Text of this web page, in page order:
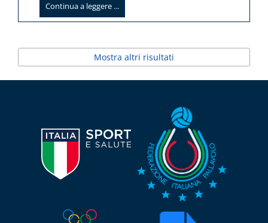
Continua a leggere ...
Mostra altri risultati